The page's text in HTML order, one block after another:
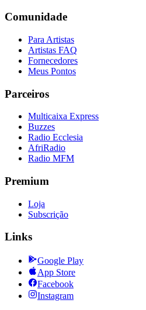
Comunidade
Para Artistas
Artistas FAQ
Fornecedores
Meus Pontos
Parceiros
Multicaixa Express
Buzzes
Radio Ecclesia
AfriRadio
Radio MFM
Premium
Loja
Subscrição
Links
Google Play
App Store
Facebook
Instagram